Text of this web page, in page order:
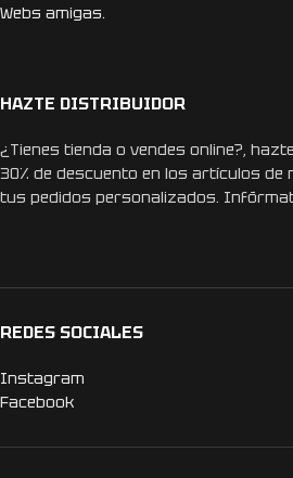
Webs amigas.
HAZTE DISTRIBUIDOR
¿Tienes tienda o vendes online?,
30% de descuento en los artículos
tus pedidos personalizados.
REDES SOCIALES
Instagram
Facebook